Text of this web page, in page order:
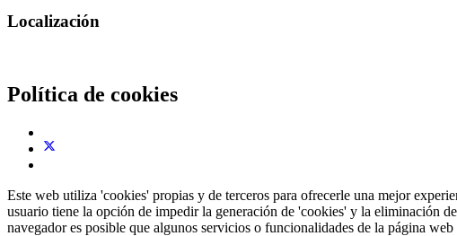
Localización
Política de cookies
Este web utiliza 'cookies' propias y de terceros para ofrecerle una mejor
usuario tiene la opción de impedir la generación de 'cookies' y la eliminación
navegador es posible que algunos servicios o funcionalidades de la página